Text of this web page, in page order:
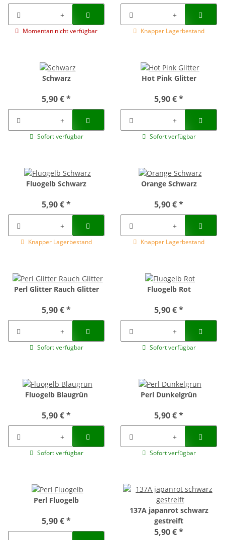
Momentan nicht verfügbar Knapper Lagerbestand
Schwarz
5,90 €*
Sofort verfügbar
Hot Pink Glitter
5,90 €*
Sofort verfügbar
Fluogelb Schwarz
5,90 €*
Knapper Lagerbestand
Orange Schwarz
5,90 €*
Knapper Lagerbestand
Perl Glitter Rauch Glitter
5,90 €*
Sofort verfügbar
Fluogelb Rot
5,90 €*
Sofort verfügbar
Fluogelb Blaugrün
5,90 €*
Sofort verfügbar
Perl Dunkelgrün
5,90 €*
Sofort verfügbar
Perl Fluogelb
5,90 €*
137A japanrot schwarz
gestreift
5,90 €*